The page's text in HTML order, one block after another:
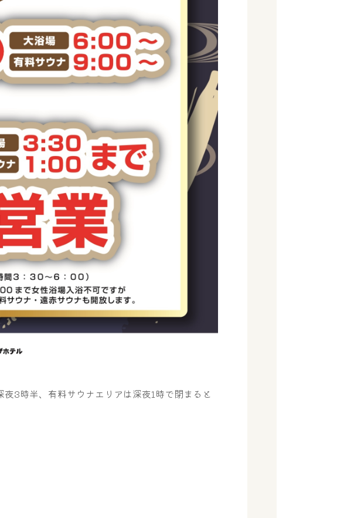
3時半、有料サウナエリアは深夜1時で閉まると